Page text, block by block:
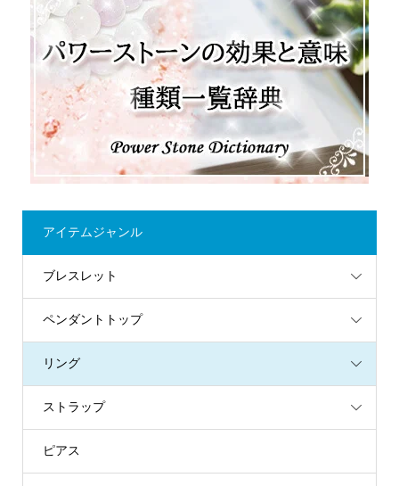
アイテムジャンル
ブレスレット
ペンダントトップ
リング
ストラップ
ピアス